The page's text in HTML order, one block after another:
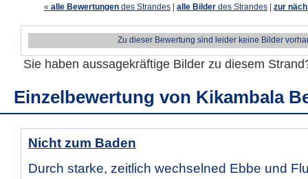
« alle Bewertungen des Strandes alle Bilder des Strandes zur
Zu dieser Bewertung sind leider keine Bilder
Sie haben aussagekräftige Bilder zu diesem
Einzelbewertung von Kikambala
Nicht zum Baden
Durch starke, zeitlich wechselned Ebbe und